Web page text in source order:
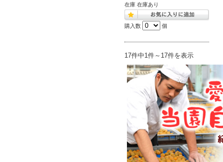
在庫 在庫あり
購入数 個
17件中1件～17件を表示